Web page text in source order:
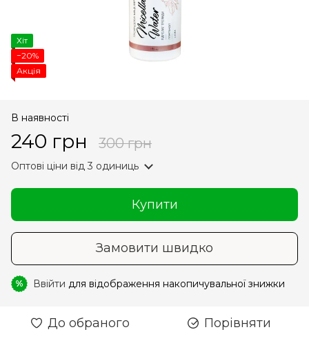
Хіт
−20%
Акція
В наявності
240 грн 300 грн
Оптові ціни від 3 одиниць
Купити
Замовити швидко
% Ввійти для відображення накопичувальної знижки
До обраного Порівняти